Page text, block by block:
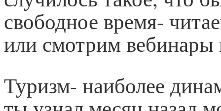
свободное время-
или смотрим
Туризм- наиболее